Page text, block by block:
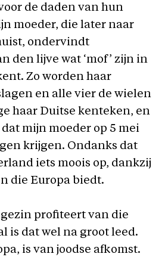
de daden van hun
moeder, die later naar
ondervindt
den lijve wat ‘mof’ zijn in
Zo worden haar
en alle vier de wielen
haar Duitse kenteken, en
mijn moeder op 5 mei
krijgen. Ondanks dat
iets moois op, dankzij
die Europa biedt.
profiteert van die
is dat wel na groot leed.
is van joodse afkomst.